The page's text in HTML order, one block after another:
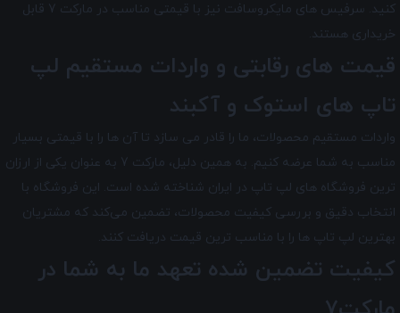
کنید. سرفیس های مایکروسافت نیز با قیمتی مناسب در مارکت 7 قابل
خریداری هستند.
قیمت های رقابتی و واردات مستقیم لپ
تاپ های استوک و آکبند
واردات مستقیم محصولات، ما را قادر می سازد تا آن ها را با قیمتی بسیار
مناسب به شما عرضه کنیم. به همین دلیل، مارکت 7 به عنوان یکی از ارزان
ترین فروشگاه های لپ تاپ در ایران شناخته شده است. این فروشگاه با
انتخاب دقیق و بررسی کیفیت محصولات، تضمین می‌کند که مشتریان
بهترین لپ تاپ ها را با مناسب ترین قیمت دریافت کنند.
کیفیت تضمین شده تعهد ما به شما در